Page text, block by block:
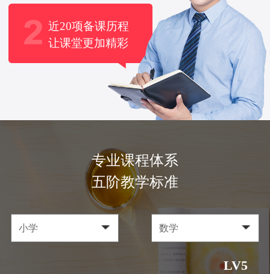
近20项备课历程
让课堂更加精彩
专业课程体系
五阶教学标准
LV5